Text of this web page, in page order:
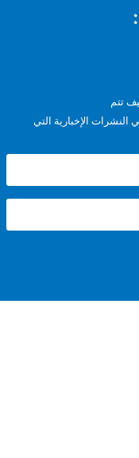
الإخبارية التي